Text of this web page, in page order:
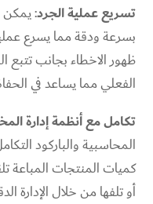
تسريع عملية الجرد: يمكن
بسرعة ودقة مما يسرع
ظهور الاخطاء بجانب تتبع
الفعلي مما يساعد في
تكامل مع أنظمة إدارة
المحاسبية والباركود
كميات المنتجات المباعة
أو تلفها من خلال الإدارة